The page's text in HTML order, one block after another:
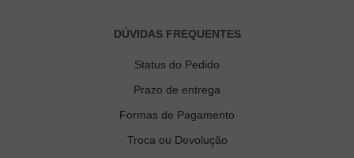
DÚVIDAS FREQUENTES
Status do Pedido
Prazo de entrega
Formas de Pagamento
Troca ou Devolução